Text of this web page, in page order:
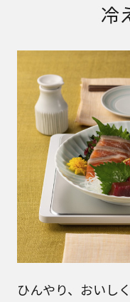
冷
ひんやり、おいしく